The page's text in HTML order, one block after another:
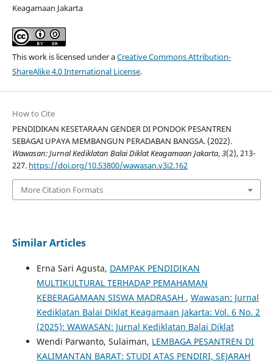
Keagamaan Jakarta
This work is licensed under aCreative Commons Attribution-
ShareAlike 4.0 International License.
How to Cite
PENDIDIKAN KESETARAAN GENDER DI PONDOK PESANTREN
SEBAGAI UPAYA MEMBANGUN PERADABAN BANGSA. (2022).
Wawasan: Jurnal Kediklatan Balai Diklat Keagamaan Jakarta,3(2), 213-
227. https://doi.org/10.53800/wawasan.v3i2.162
More Citation Formats
Similar Articles
Erna Sari Agusta, DAMPAK PENDIDIKAN
MULTIKULTURAL TERHADAP PEMAHAMAN
KEBERAGAMAAN SISWA MADRASAH , Wawasan: Jurnal
Kediklatan Balai Diklat Keagamaan Jakarta: Vol. 6 No. 2
(2025): WAWASAN: Jurnal Kediklatan Balai Diklat
Wendi Parwanto, Sulaiman, LEMBAGA PESANTREN DI
KALIMANTAN BARAT: STUDI ATAS PENDIRI, SEJARAH